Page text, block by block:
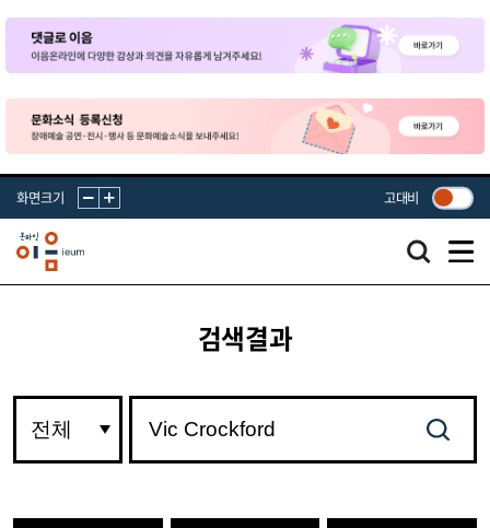
화면크기 고대비
검색결과